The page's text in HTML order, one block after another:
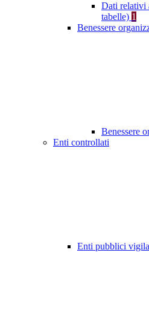
Dati relativi
tabelle) 1
Benessere
Benessere
Enti controllati
Enti pubblici